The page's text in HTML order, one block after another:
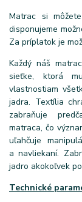
Matrac si
disponujeme
Za príplatok je
Každý náš
sieťke, ktorá
vlastnostiam
jadra. Textília
zabraňuje
matraca, čo
uľahčuje
a navliekaní.
jadro akokoľvek
Technické